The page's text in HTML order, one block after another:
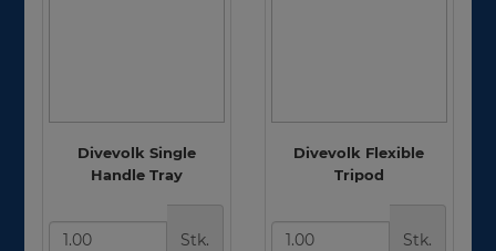
Divevolk Single
Handle Tray
Stk.
Divevolk Flexible
Tripod
Stk.